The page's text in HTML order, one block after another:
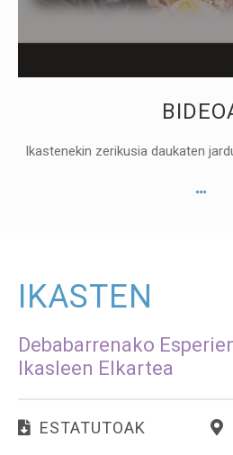
Ikastenekin zerikusia daukaten
IKASTEN
Debabarrenako
Ikasleen Elkartea
ESTATUTOAK